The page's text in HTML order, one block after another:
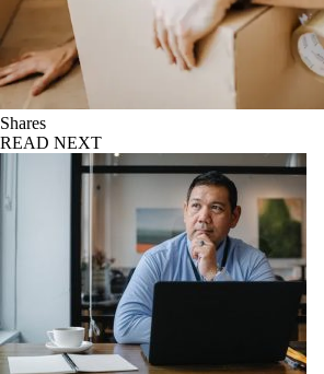
Shares
READ NEXT